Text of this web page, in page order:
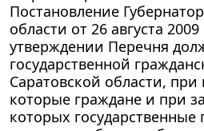
Постановление
области от 26 августа
утверждении Перечня
государственной
Саратовской области,
которые граждане и при
которых государственные